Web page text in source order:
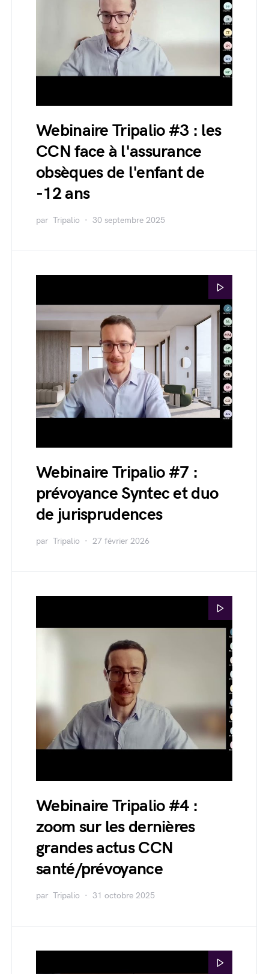
Webinaire Tripalio #3 : les
CCN face à l'assurance
obsèques de l'enfant de
-12 ans
par Tripalio 30 septembre 2025
Webinaire Tripalio #7 :
prévoyance Syntec et duo
de jurisprudences
par Tripalio 27 février 2026
Webinaire Tripalio #4 :
zoom sur les dernières
grandes actus CCN
santé/prévoyance
par Tripalio 31 octobre 2025